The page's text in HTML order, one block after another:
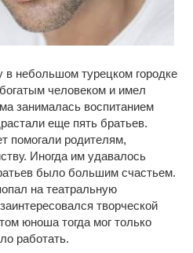
в небольшом турецком городке
человеком и имел
занималась воспитанием
еще пять братьев.
помогали родителям,
Иногда им удавалось
было большим счастьем.
на театральную
творческой
юноша тогда мог только
работать.